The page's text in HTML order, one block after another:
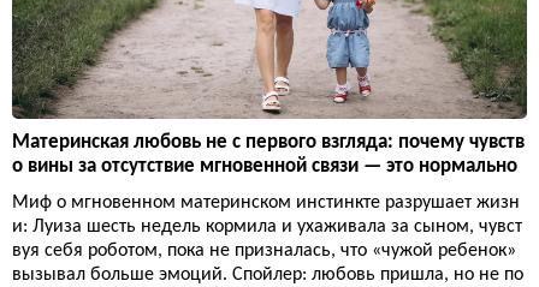
Материнская любовь не с первого взгляда: почему чувств
о вины за отсутствие мгновенной связи — это нормально
Миф о мгновенном материнском инстинкте разрушает жизн
и: Луиза шесть недель кормила и ухаживала за сыном, чувст
вуя себя роботом, пока не призналась, что «чужой ребенок»
вызывал больше эмоций. Спойлер: любовь пришла, но не по